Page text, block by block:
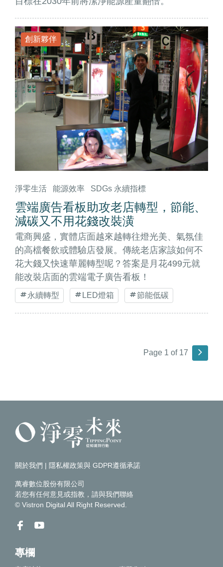
創新夥伴
淨零生活 能源效率 SDGs 永續指標
雲端廣告看板助攻老店轉型，節能、
減碳又不用花錢改裝潢
電商興盛，實體店面越來越轉往燈光美、氣氛佳
的高檔餐飲或體驗店發展。傳統老店家該如何不
花大錢又快速華麗轉型呢？答案是月花499元就
能改裝店面的雲端電子廣告看板！
永續轉型 LED燈箱 節能低碳
Page 1 of 17
關於我們 | 隱私權政策與 GDPR遵循承諾
萬睿數位股份有限公司
若您有任何意見或指教，請與我們聯絡
© Vistron Digital All Right Reserved.
專欄